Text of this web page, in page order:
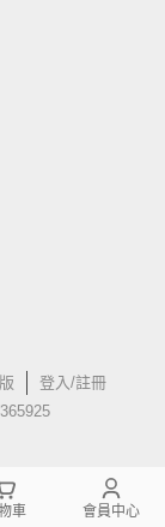
登入/註冊
車 會員中心